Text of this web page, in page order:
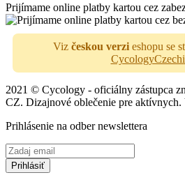
Prijímame online platby kartou cez
Viz českou verzieshopu se
2021 © Cycology - oficiálny zástupca
CZ. Dizajnové oblečenie pre aktívnych.
Prihlásenie na odber newslettera